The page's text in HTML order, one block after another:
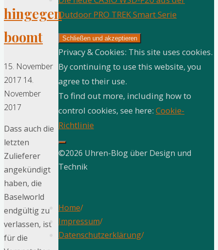
hingegen
boomt
15. November
2017 14.
November
2017
Dass auch die
letzten
Zulieferer
angekündigt
haben, die
Baselworld
endgültig zu
verlassen, ist
für die
Outdoor PRO TREK Smart Serie
Privacy & Cookies: This site uses cookies.
By continuing to use this website, you
agree to their use.
To find out more, including how to
control cookies, see here: Cookie-
Richtlinie
©2026 Uhren-Blog über Design und
Technik
Home/
Impressum/
Datenschutzerklärung/